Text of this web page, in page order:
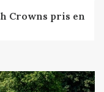
Crowns pris en